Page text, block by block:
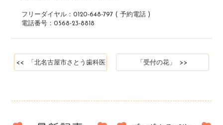
フリーダイヤル：0120-648-797 ( 予約電話 )
電話番号：0568-23-8818
<< 「北名古屋市さとう歯科医 「受付の花」 >>